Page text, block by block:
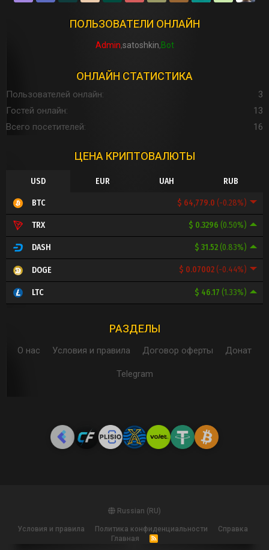
ПОЛЬЗОВАТЕЛИ ОНЛАЙН
Admin satoshkin Bot
ОНЛАЙН СТАТИСТИКА
Пользователей онлайн
3
Гостей онлайн
13
Всего посетителей
16
ЦЕНА КРИПТОВАЛЮТЫ
USD EUR UAH RUB
$ 64,779.0 (-0.28%)
BTC
$ 0.3296 (0.50%)
TRX
$ 31.52(0.83%)
DASH
$ 0.07002(-0.44%)
DOGE
$ 46.17 (1.33%)
LTC
РАЗДЕЛЫ
О нас Условия и правила Договор оферты Донат
Telegram
Russian (RU)
Условия и правила Политика конфиденциальности
Справка
Главная
R